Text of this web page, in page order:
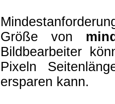
Größe von
Bildbearbeiter
Pixeln
ersparen kann.